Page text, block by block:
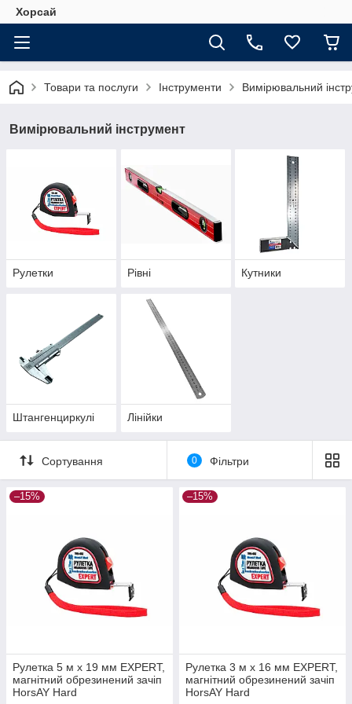
Хорсай
Товари та послуги Інструменти Вимірювальний
Вимірювальний інструмент
Рулетки Рівні Кутники
Штангенциркулі Лінійки
Сортування 0 Фільтри
–15%
Рулетка 5 м х 19 мм EXPERT,
магнітний обрезинений зачіп
HorsAY Hard
–15%
Рулетка 3 м х 16 мм EXPERT,
магнітний обрезинений зачіп
HorsAY Hard